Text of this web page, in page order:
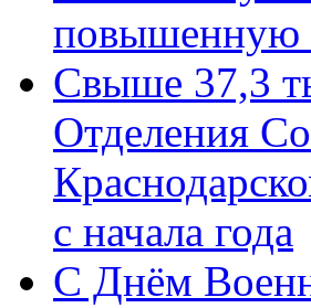
повышенную
Свыше 37,3
Отделения
с начала года
C Днём